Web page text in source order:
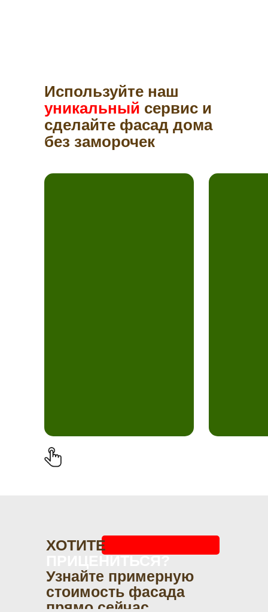
Используйте наш
уникальный сервис и
сделайте фасад дома
без заморочек
ХОТИТЕ
Узнайте примерную
стоимость фасада
прямо сейчас